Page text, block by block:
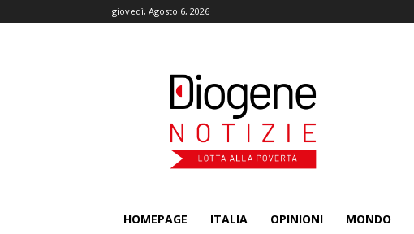
giovedì, Agosto 6, 2026
HOMEPAGE ITALIA OPINIONI MONDO